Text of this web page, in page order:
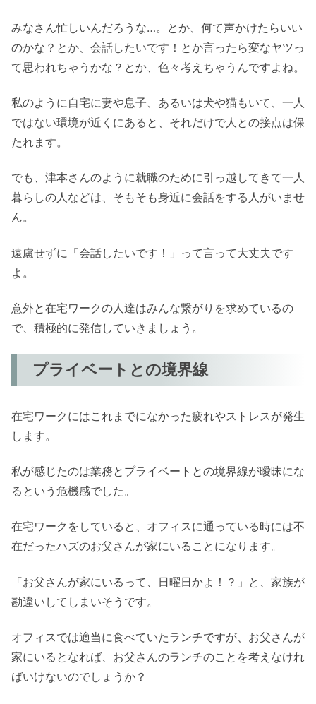
みなさん忙しいんだろうな…。とか、何て声かけたらいい
のかな？とか、会話したいです！とか言ったら変なヤツっ
て思われちゃうかな？とか、色々考えちゃうんですよね。
私のように自宅に妻や息子、あるいは犬や猫もいて、一人
ではない環境が近くにあると、それだけで人との接点は保
たれます。
でも、津本さんのように就職のために引っ越してきて一人
暮らしの人などは、そもそも身近に会話をする人がいませ
ん。
遠慮せずに「会話したいです！」って言って大丈夫です
よ。
意外と在宅ワークの人達はみんな繋がりを求めているの
で、積極的に発信していきましょう。
プライベートとの境界線
在宅ワークにはこれまでになかった疲れやストレスが発生
します。
私が感じたのは業務とプライベートとの境界線が曖昧にな
るという危機感でした。
在宅ワークをしていると、オフィスに通っている時には不
在だったハズのお父さんが家にいることになります。
「お父さんが家にいるって、日曜日かよ！？」と、家族が
勘違いしてしまいそうです。
オフィスでは適当に食べていたランチですが、お父さんが
家にいるとなれば、お父さんのランチのことを考えなけれ
ばいけないのでしょうか？